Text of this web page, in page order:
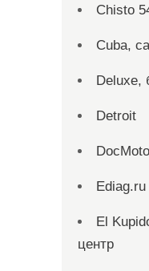
Chisto
Cuba,
Deluxe,
Detroit
Ediag.ru
El
центр